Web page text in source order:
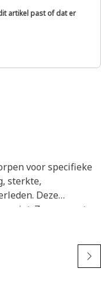
artikel past of dat er
voor specifieke
sterkte,
Deze
niet. Ze gaan net zo
deze wordt
uw machine, is
zo goed kent